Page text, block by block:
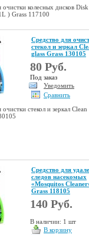
очистки колесных дисков
) Grass 117100
Средство для
стекол и зеркал
glass Grass 130105
80 Руб.
Под заказ
Уведомить
Сравнить
стекол и зеркал Clean
Средство для
следов насекомых
«Mosquitos
Grass 118105
140 Руб.
В наличии: 1 шт
В корзину